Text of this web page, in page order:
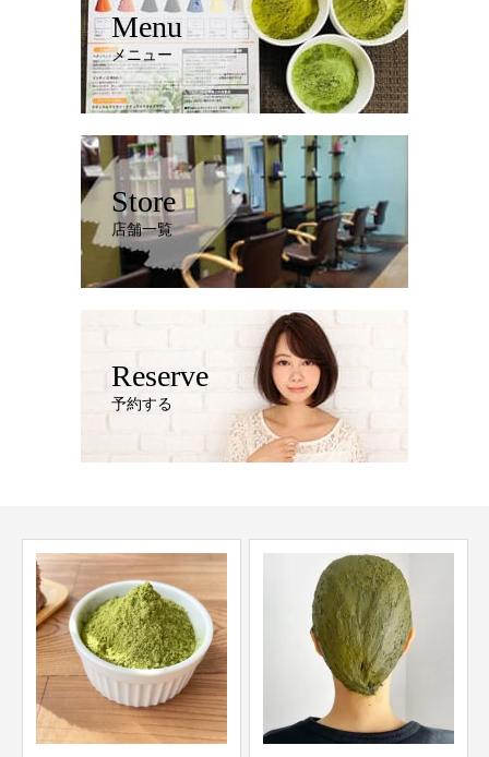
Menu
メニュー
Store
店舗一覧
Reserve
予約する